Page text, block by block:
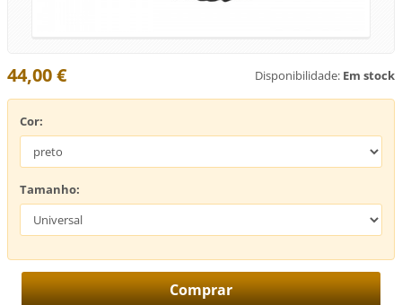
Disponibilidade: Em stock
44,00 €
Cor:
Tamanho: